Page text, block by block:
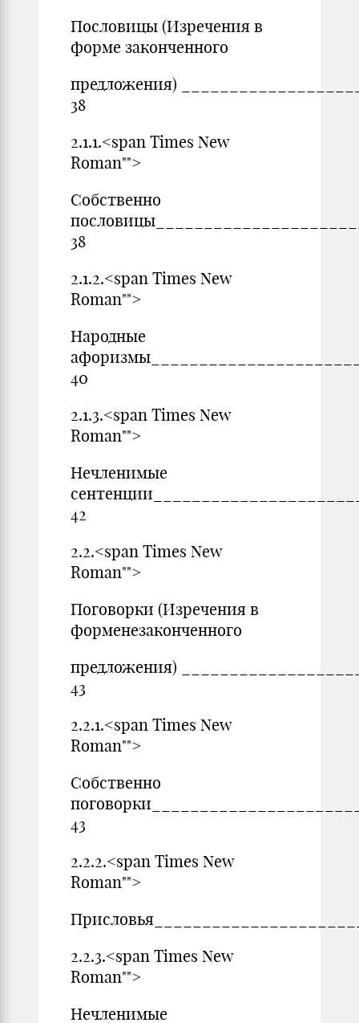
Пословицы (Изречения в
форме законченного
предложения)
38
2.1.1.<span Times New
Roman"">
Собственно
38
2.1.2.<span Times New
Roman"">
Народные
40
2.1.3.<span Times New
Roman"">
Нечленимые
42
2.2.<span Times New
Roman"">
Поговорки (Изречения в
форменезаконченного
предложения)
43
2.2.1.<span Times New
Roman"">
Собственно
43
2.2.2.<span Times New
Roman"">
2.2.3.<span Times New
Roman"">
Нечленимые